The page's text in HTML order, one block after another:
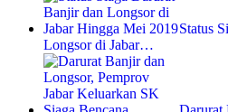
Status
Longsor di Jabar…